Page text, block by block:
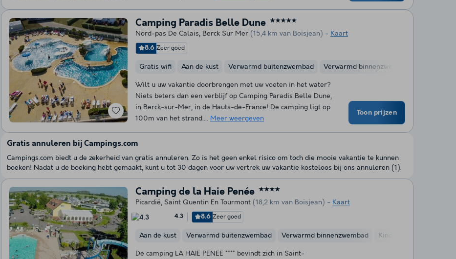
Camping Paradis Belle Dune ★★★★★
Nord-pas De Calais, Berck Sur Mer (15,4 km van Boisjean)
Kaart
8.6 Zeer goed
Gratis wifi Aan de kust Verwarmd buitenzwembad Verwarmd binnenzwembad
Wilt u uw vakantie doorbrengen met uw voeten in het water?
Niets beters dan een verblijf op Camping Paradis Belle Dune,
in Berck-sur-Mer, in de Hauts-de-France! De camping ligt op
100m van het strand.... Meer weergeven
Toon prijzen
Camping de la Haie Penée ★★★★
Picardië, Saint Quentin En Tourmont (18,2 km van Boisjean) Kaart
4.3 8.6 Zeer goed
Aan de kust Verwarmd buitenzwembad Verwarmd binnenzwembad Kinderclub
De camping LA HAIE PENEE **** bevindt zich in Saint-
Gratis annuleren bij Campings.com
Campings.com biedt u de zekerheid van gratis annuleren. Zo is het geen enkel risico om toch die mooie vakantie te kunnen
boeken! Nadat u de boeking hebt gemaakt, kunt u tot 30 dagen voor uw vertrek uw vakantie kosteloos bij ons annuleren (1).